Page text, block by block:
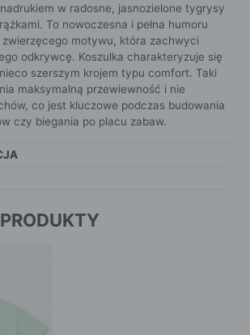
w radosne, jasnozielone tygrysy
To nowoczesna i pełna humoru
motywu, która zachwyci
odkrywcę. Koszulka charakteryzuje się
szerszym krojem typu comfort. Taki
maksymalną przewiewność i nie
co jest kluczowe podczas budowania
czy biegania po placu zabaw.